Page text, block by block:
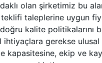
olan şirketimiz bu
taleplerine uygun
kalite politikalarını
ihtiyaçlara gerekse
kapasitesine, ekip ve